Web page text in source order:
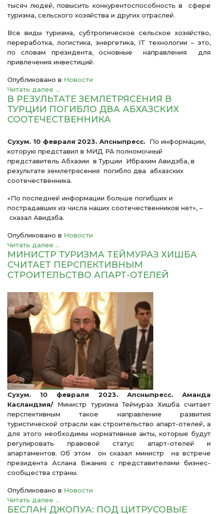
тысяч людей, повысить конкурентоспособность в сфере
туризма, сельского хозяйства и других отраслей.
Все виды туризма, субтропическое сельское хозяйство,
переработка, логистика, энергетика, IT технологии – это,
по словам президента, основные направления для
привлечения инвестиций.
Опубликовано в Новости
Читать далее ...
В РЕЗУЛЬТАТЕ ЗЕМЛЕТРЯСЕНИЯ В
ТУРЦИИ ПОГИБЛО ДВА АБХАЗСКИХ
СООТЕЧЕСТВЕННИКА
Сухум. 10 февраля 2023. Апсныпресс. По информации,
которую представил в МИД РА полномочный
представитель Абхазии в Турции Ибрахим Авидзба, в
результате землетрясения погибло два абхазских
соотечественника.
«По последней информации больше погибших и
пострадавших из числа наших соотечественников нет», –
сказал Авидзба.
Опубликовано в Новости
Читать далее ...
МИНИСТР ТУРИЗМА ТЕЙМУРАЗ ХИШБА
СЧИТАЕТ ПЕРСПЕКТИВНЫМ
СТРОИТЕЛЬСТВО АПАРТ-ОТЕЛЕЙ
Сухум. 10 февраля 2023. Апсныпресс. Аманда
Касландзия/ Министр туризма Теймураз Хишба считает
перспективным такое направление развития
туристической отрасли как строительство апарт-отелей, а
для этого необходимы нормативные акты, которые будут
регулировать правовой статус апарт-отелей и
апартаментов. Об этом он сказал министр на встрече
президента Аслана Бжания с представителями бизнес-
сообщества страны.
Опубликовано в Новости
Читать далее ...
БЕСЛАН ДЖОПУА: ПОД ЦИТРУСОВЫЕ